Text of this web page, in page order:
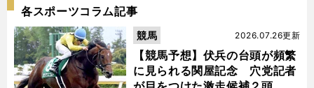
各スポーツコラム記事
【競馬予想】伏兵の台頭が頻繁
に見られる関屋記念 穴党記者
2026.07.26更新
競馬